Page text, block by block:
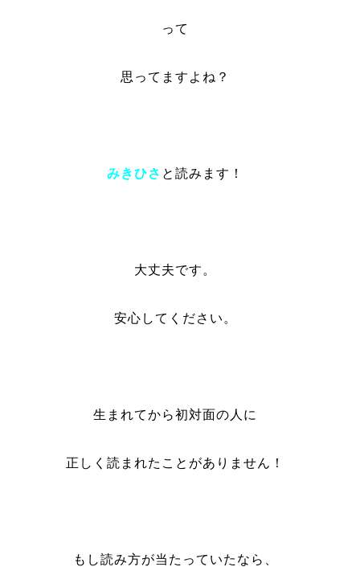
って
思ってますよね？
みきひさ と読みます！
大丈夫です。
安心してください。
生まれてから初対面の人に
正しく読まれたことがありません！
もし読み方が当たっていたなら、